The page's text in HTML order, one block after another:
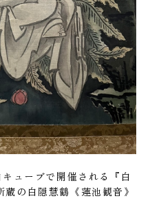
ューブで開催される『白
の白隠慧鶴《蓮池観音》